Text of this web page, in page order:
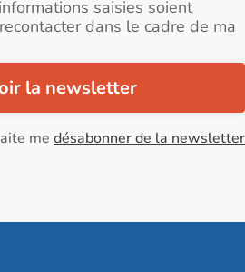
saisies soient
dans le cadre de ma
la newsletter
me désabonner de la newsletter